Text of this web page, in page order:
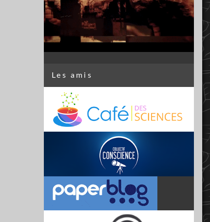
Les amis